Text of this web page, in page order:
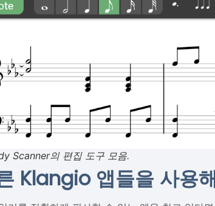
Scanner의 편집 도구 모음.
Klangio 앱들을 사용